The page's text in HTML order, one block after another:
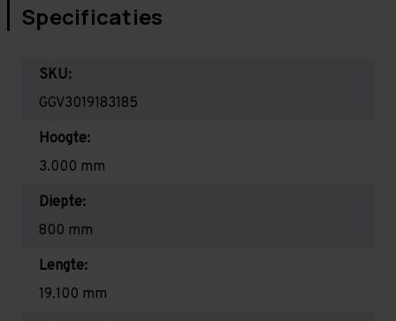
Specificaties
SKU:
GGV3019183185
Hoogte:
3.000 mm
Diepte:
800 mm
Lengte:
19.100 mm